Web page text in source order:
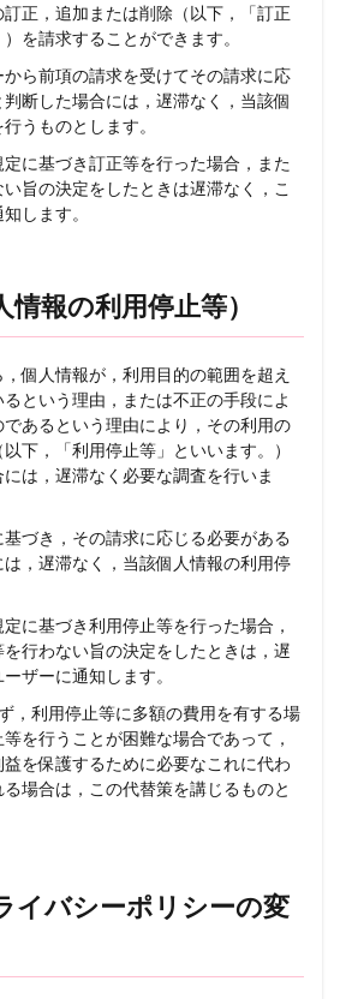
正，追加または削除（以下，「訂正
を請求することができます。
ら前項の請求を受けてその請求に応
判断した場合には，遅滞なく，当該個
うものとします。
に基づき訂正等を行った場合，また
旨の決定をしたときは遅滞なく，こ
します。
報の利用停止等）
個人情報が，利用目的の範囲を超え
という理由，または不正の手段によ
であるという理由により，その利用の
下，「利用停止等」といいます。）
は，遅滞なく必要な調査を行いま
づき，その請求に応じる必要がある
は，遅滞なく，当該個人情報の利用停
に基づき利用停止等を行った場合，
を行わない旨の決定をしたときは，遅
ザーに通知します。
，利用停止等に多額の費用を有する場
を行うことが困難な場合であって，
を保護するために必要なこれに代わ
場合は，この代替策を講じるものと
イバシーポリシーの変